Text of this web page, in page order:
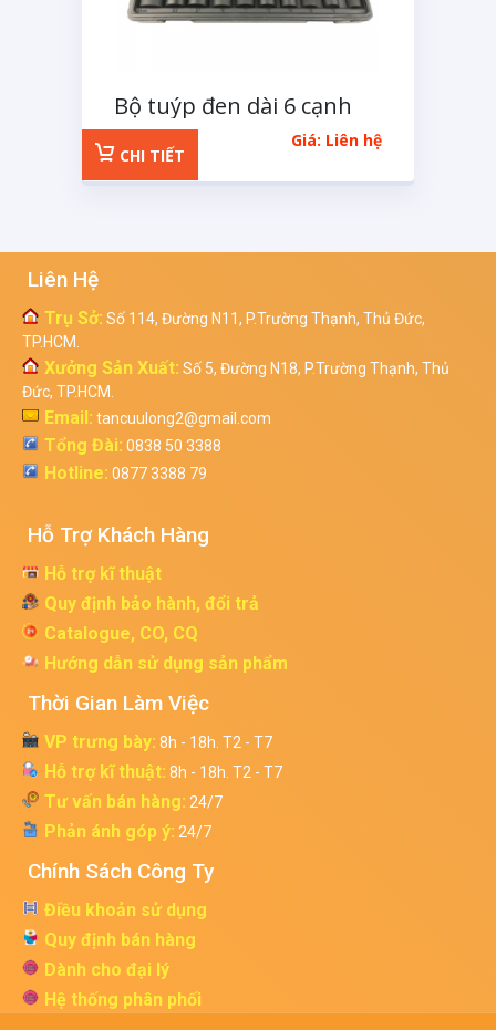
Bộ tuýp đen dài 6 cạnh
1/2 inchs 11 chi tiếtGiá: Liên hệ
CHI TIẾT
Liên Hệ
Trụ Sở: Số 114, Đường N11, P.Trường Thạnh, Thủ Đức,
TP.HCM.
Xưởng Sản Xuất: Số 5, Đường N18, P.Trường Thạnh, Thủ
Đức, TP.HCM.
Email: tancuulong2@gmail.com
Tổng Đài: 0838 50 3388
Hotline: 0877 3388 79
Hỗ Trợ Khách Hàng
Hỗ trợ kĩ thuật
Quy định bảo hành, đổi trả
Catalogue, CO, CQ
Hướng dẫn sử dụng sản phẩm
Thời Gian Làm Việc
VP trưng bày: 8h - 18h. T2 - T7
Hỗ trợ kĩ thuật: 8h - 18h. T2 - T7
Tư vấn bán hàng: 24/7
Phản ánh góp ý: 24/7
Chính Sách Công Ty
Điều khoản sử dụng
Quy định bán hàng
Dành cho đại lý
Hệ thống phân phối